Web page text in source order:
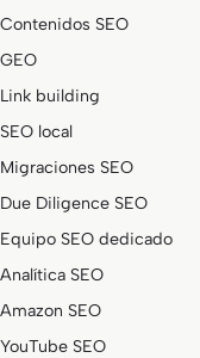
Contenidos SEO
GEO
Link building
SEO local
Migraciones SEO
Due Diligence SEO
Equipo SEO dedicado
Analítica SEO
Amazon SEO
YouTube SEO